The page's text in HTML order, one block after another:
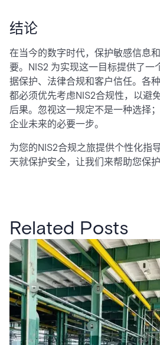
结论
在当今的数字时代，保护敏感信息
要。NIS2 为实现这一目标提供了一
据保护、法律合规和客户信任。各
都必须优先考虑NIS2合规性，以避
后果。忽视这一规定不是一种选择
企业未来的必要一步。
为您的NIS2合规之旅提供个性化指
天就保护安全，让我们来帮助您保
Related Posts